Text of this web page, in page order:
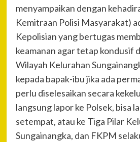
menyampaikan dengan
Kemitraan Polisi Masyarakat)
Kepolisian yang bertugas
keamanan agar tetap kondusif
Wilayah Kelurahan
kepada bapak-ibu jika ada
perlu diselesaikan secara
langsung lapor ke Polsek, bisa
setempat, atau ke Tiga Pilar
Sungainangka, dan FKPM